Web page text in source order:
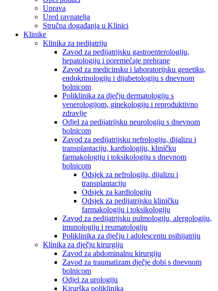
Uprava
Ured ravnatelja
Stručna događanja u Klinici
Klinike
Klinika za pedijatriju
Zavod za pedijatrijsku gastroenterologiju,
hepatologiju i poremećaje prehrane
Zavod za medicinsku i laboratorijsku genetiku,
endokrinologiju i dijabetologiju s dnevnom
bolnicom
Poliklinika za dječju dermatologiju s
venerologijom, ginekologiju i reproduktivno
zdravlje
Odjel za pedijatrijsku neurologiju s dnevnom
bolnicom
Zavod za pedijatrijsku nefrologiju, dijalizu i
transplantaciju, kardiologiju, kliničku
farmakologiju i toksikologiju s dnevnom
bolnicom
Odsjek za nefrologiju, dijalizu i
transplantaciju
Odsjek za kardiologiju
Odsjek za pedijatrijsku kliničku
farmakologiju i toksikologiju
Zavod za pedijatrijsku pulmologiju, alergologiju,
imunologiju i reumatologiju
Poliklinika za dječju i adolescentu psihijatriju
Klinika za dječju kirurgiju
Zavod za abdominalnu kirurgiju
Zavod za traumatizam dječje dobi s dnevnom
bolnicom
Odjel za urologiju
Kirurška poliklinika